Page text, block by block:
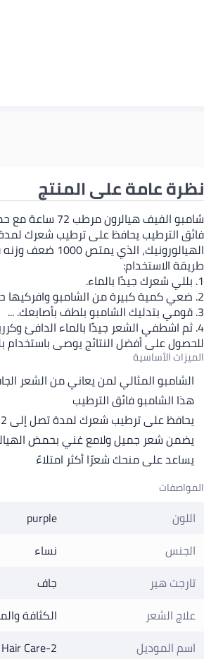
نظرة عامة على المنتج
الهيالورونيك، الذي يمتص 1000 ضعف وزنه في الماء ويساعد على منح شعرًا أكثر امتلاءً.
طريقة الاستخدام:
1. بللي شعرك جيدًا بالماء.
2. ضعي كمية كبيرة من الشامبو وافركيها حتى تكون رغوة.
3. قومي بتدليك الشامبو بلطف بأصابعك. ...
4. ثم اشطفي الشعر جيدًا بالماء الدافئ وكرريها إذا لزم الأمر.
للحصول على أفضل النتائج يوصى باستخدام
الميزات الأساسية
الشامبو المثالي لمن يعاني من الشعر
هذا الشامبو فائق الترطيب
يحافظ على ترطيب شعرك لمدة تصل إلى 72 ساعة
يضمن شعر جميل ولامع غني بحمض
يساعد على منحك شعرًا أكثر امتلاءً
المواصفات
اللون
purple
الجنس
نساء
تارجت هير
جاف
علاج الشعر
الكثافة
اسم الموديل
Hair Care-2